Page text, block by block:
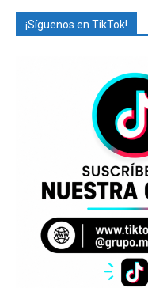
¡Síguenos en TikTok!